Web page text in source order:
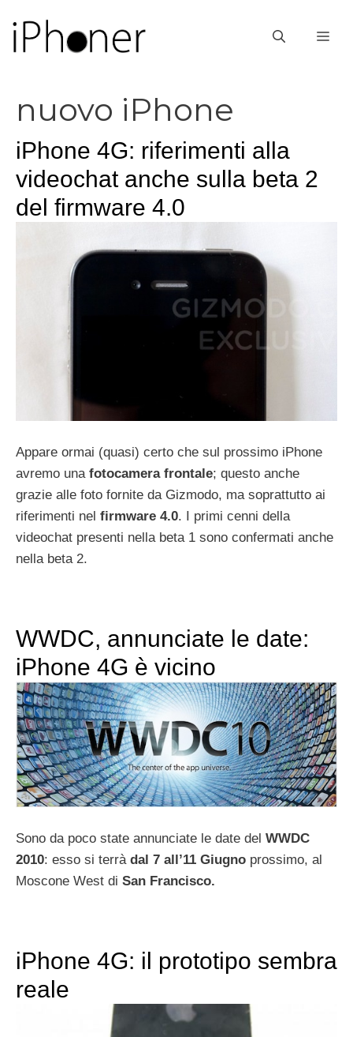
contenuto
nuovo iPhone
iPhone 4G: riferimenti alla
videochat anche sulla beta 2
del firmware 4.0
Appare ormai (quasi) certo che sul prossimo iPhone
avremo una fotocamera frontale; questo anche
grazie alle foto fornite da Gizmodo, ma soprattutto ai
riferimenti nel firmware 4.0. I primi cenni della
videochat presenti nella beta 1 sono confermati anche
nella beta 2.
WWDC, annunciate le date:
iPhone 4G è vicino
Sono da poco state annunciate le date del WWDC
2010: esso si terrà dal 7 all’11 Giugno prossimo, al
Moscone West di San Francisco.
iPhone 4G: il prototipo sembra
reale